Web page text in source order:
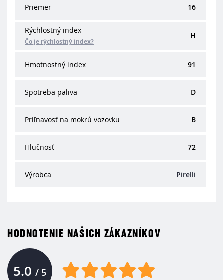
Priemer 16
Rýchlostný index
Čo je rýchlostný index?
H
Hmotnostný index 91
Spotreba paliva D
Priľnavosť na mokrú vozovku B
Hlučnosť 72
Výrobca Pirelli
HODNOTENIE NAŠICH ZÁKAZNÍKOV
5.0 / 5